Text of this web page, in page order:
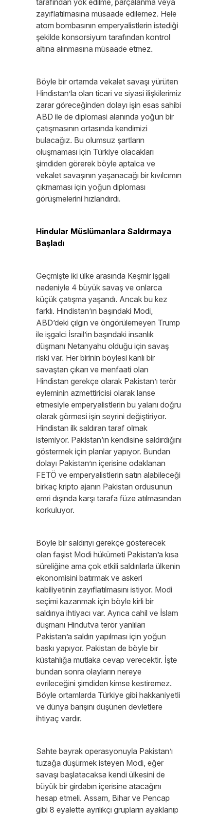
tarafından yok edilme, parçalanma veya
zayıflatılmasına müsaade edilemez. Hele
atom bombasının emperyalistlerin istediği
şekilde konsorsiyum tarafından kontrol
altına alınmasına müsaade etmez.
Böyle bir ortamda vekalet savaşı yürüten
Hindistan’la olan ticari ve siyasi ilişkilerimiz
zarar göreceğinden dolayı işin esas sahibi
ABD ile de diplomasi alanında yoğun bir
çatışmasının ortasında kendimizi
bulacağız. Bu olumsuz şartların
oluşmaması için Türkiye olacakları
şimdiden görerek böyle aptalca ve
vekalet savaşının yaşanacağı bir kıvılcımın
çıkmaması için yoğun diploması
görüşmelerini hızlandırdı.
Hindular Müslümanlara Saldırmaya
Başladı
Geçmişte iki ülke arasında Keşmir işgali
nedeniyle 4 büyük savaş ve onlarca
küçük çatışma yaşandı. Ancak bu kez
farklı. Hindistan’ın başındaki Modi,
ABD’deki çılgın ve öngörülemeyen Trump
ile işgalci İsrail’in başındaki insanlık
düşmanı Netanyahu olduğu için savaş
riski var. Her birinin böylesi kanlı bir
savaştan çıkarı ve menfaati olan
Hindistan gerekçe olarak Pakistan’ı terör
eyleminin azmettiricisi olarak lanse
etmesiyle emperyalistlerin bu yalanı doğru
olarak görmesi işin seyrini değiştiriyor.
Hindistan ilk saldıran taraf olmak
istemiyor. Pakistan’ın kendisine saldırdığını
göstermek için planlar yapıyor. Bundan
dolayı Pakistan’ın içerisine odaklanan
FETÖ ve emperyalistlerin satın alabileceği
birkaç kripto ajanın Pakistan ordusunun
emri dışında karşı tarafa füze atılmasından
korkuluyor.
Böyle bir saldırıyı gerekçe gösterecek
olan faşist Modi hükümeti Pakistan’a kısa
süreliğine ama çok etkili saldırılarla ülkenin
ekonomisini batırmak ve askeri
kabiliyetinin zayıflatılmasını istiyor. Modi
seçimi kazanmak için böyle kirli bir
saldırıya ihtiyacı var. Ayrıca cahil ve İslam
düşmanı Hindutva terör yanlıları
Pakistan’a saldırı yapılması için yoğun
baskı yapıyor. Pakistan de böyle bir
küstahlığa mutlaka cevap verecektir. İşte
bundan sonra olayların nereye
evrileceğini şimdiden kimse kestiremez.
Böyle ortamlarda Türkiye gibi hakkaniyetli
ve dünya barışını düşünen devletlere
ihtiyaç vardır.
Sahte bayrak operasyonuyla Pakistan’ı
tuzağa düşürmek isteyen Modi, eğer
savaşı başlatacaksa kendi ülkesini de
büyük bir girdabın içerisine atacağını
hesap etmeli. Assam, Bihar ve Pencap
gibi 8 eyalette ayrılıkçı grupların ayaklanıp